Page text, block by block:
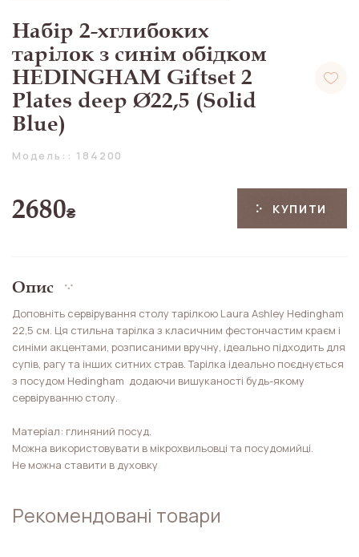
Набір 2-хглибоких
тарілок з синім обідком
HEDINGHAM Giftset 2
Plates deep Ø22,5 (Solid
Blue)
Модель:: 184200
2680₴ КУПИТИ
Опис
Доповніть сервірування столу тарілкою Laura Ashley Hedingham
22,5 см. Ця стильна тарілка з класичним фестончастим краєм і
синіми акцентами, розписаними вручну, ідеально підходить для
супів, рагу та інших ситних страв. Тарілка ідеально поєднується
з посудом Hedingham додаючи вишуканості будь-якому
сервіруванню столу.
Матеріал: глиняний посуд.
Можна використовувати в мікрохвильовці та посудомийці.
Не можна ставити в духовку
Рекомендовані товари